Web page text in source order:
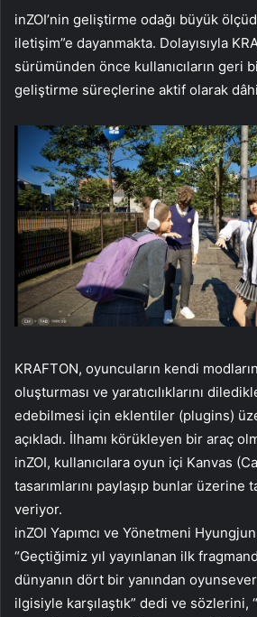
inZOI’nin geliştirme odağı büyük
iletişim”e dayanmakta. Dolayısıyla
sürümünden önce kullanıcıların geri
geliştirme süreçlerine aktif olarak
KRAFTON, oyuncuların kendi
oluşturması ve yaratıcılıklarını
edebilmesi için eklentiler (plugins)
açıkladı. İlhamı körükleyen bir araç
inZOI, kullanıcılara oyun içi Kanvas
tasarımlarını paylaşıp bunlar üzerine
veriyor.
inZOI Yapımcı ve Yönetmeni
“Geçtiğimiz yıl yayınlanan ilk
dünyanın dört bir yanından
ilgisiyle karşılaştık” dedi ve sözlerini,